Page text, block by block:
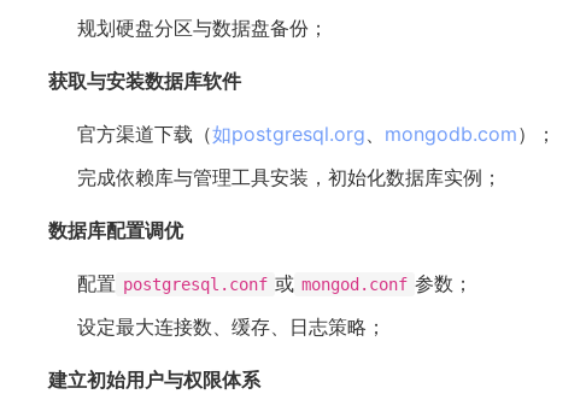
规划硬盘分区与数据盘备份；
获取与安装数据库软件
官方渠道下载（如postgresql.org、 mongodb.com）；
完成依赖库与管理工具安装，初始化数据库实例；
数据库配置调优
配置 postgresql.conf 或 mongod.conf 参数；
设定最大连接数、缓存、日志策略；
建立初始用户与权限体系